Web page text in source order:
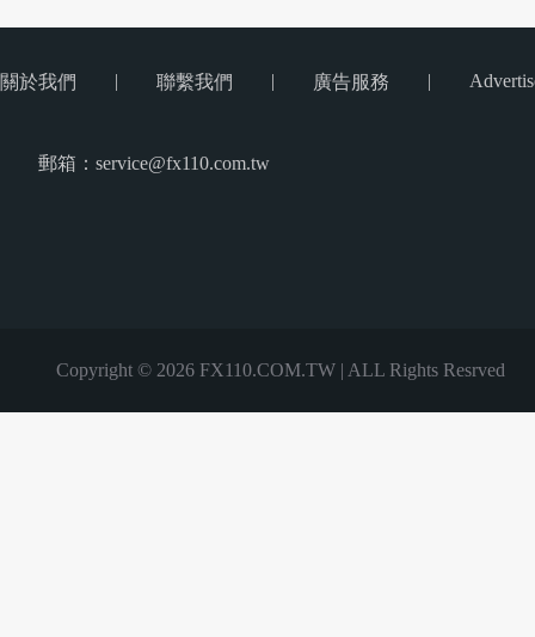
關於我們 | 聯繫我們 | 廣告服務 |
郵箱：service@fx110.com.tw
Copyright © 2026 FX110.COM.TW | ALL Rights Resrved